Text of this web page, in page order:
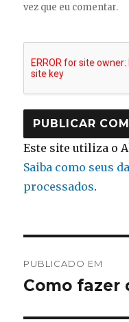
vez que eu comentar.
Este site utiliza o
Saiba como seus
processados.
de
PUBLICADO EM
Como fazer